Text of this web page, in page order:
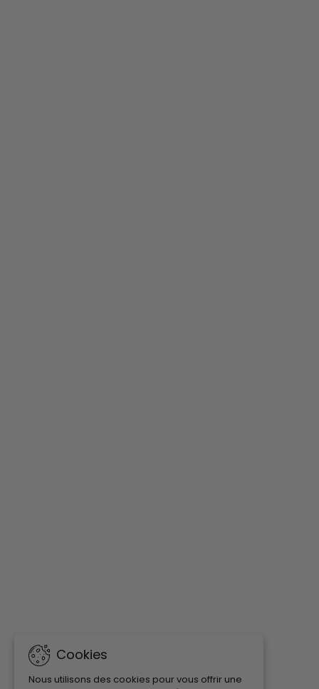
Cookies
Nous utilisons des cookies pour vous offrir une